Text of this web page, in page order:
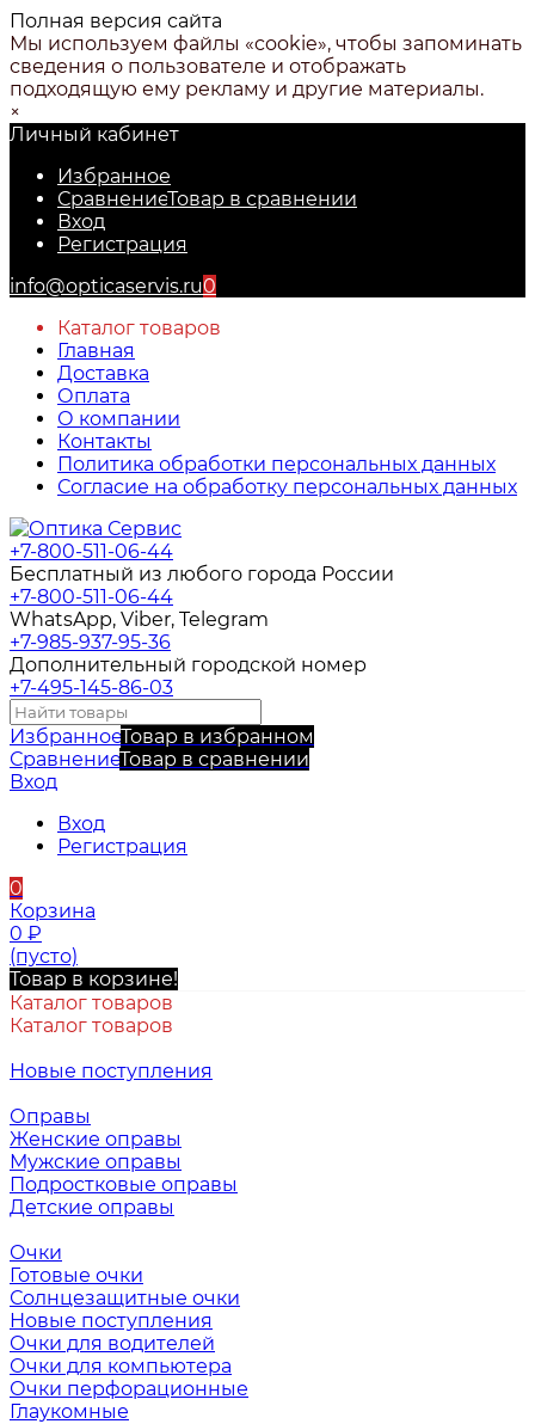
Полная версия сайта
Мы используем файлы «cookie», чтобы запоминать
сведения о пользователе и отображать
подходящую ему рекламу и другие материалы.
×
Личный кабинет
Избранное
СравнениеТовар в сравнении
Вход
Регистрация
info@opticaservis.ru0
Каталог товаров
Главная
Доставка
Оплата
О компании
Контакты
Политика обработки персональных данных
Согласие на обработку персональных данных
+7-800-511-06-44
Бесплатный из любого города России
+7-800-511-06-44
WhatsApp, Viber, Telegram
+7-985-937-95-36
Дополнительный городской номер
+7-495-145-86-03
ИзбранноеТовар в избранном
СравнениеТовар в сравнении
Вход
Вход
Регистрация
0
Корзина
0 ₽
(пусто)
Товар в корзине!
Каталог товаров
Каталог товаров
Новые поступления
Оправы
Женские оправы
Мужские оправы
Подростковые оправы
Детские оправы
Очки
Готовые очки
Солнцезащитные очки
Новые поступления
Очки для водителей
Очки для компьютера
Очки перфорационные
Глаукомные